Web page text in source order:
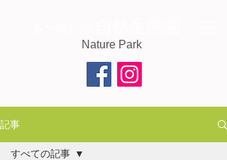
Nature Park
記事
すべての記事